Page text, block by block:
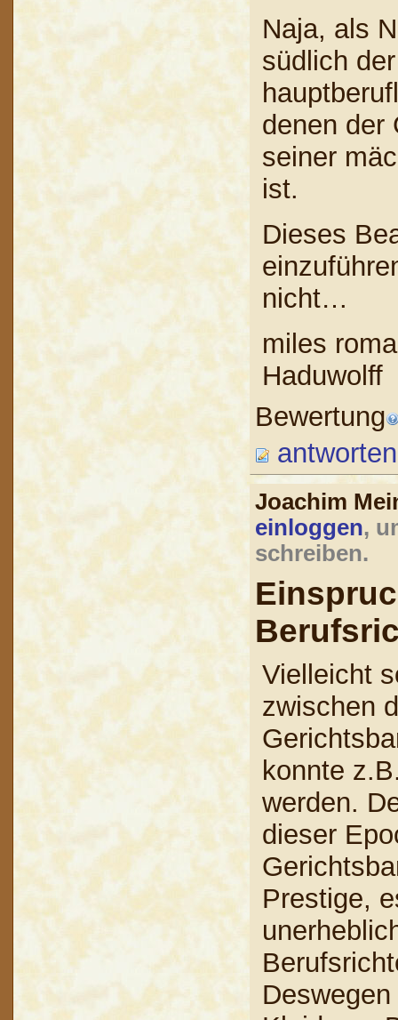
Naja, als
südlich
denen der
seiner
ist.
Dieses
nicht…
miles
Haduwolff
Bewertung
antworten
Joachim
einloggen,
schreiben.
Vielleicht
zwischen
konnte
werden.
dieser
Prestige,